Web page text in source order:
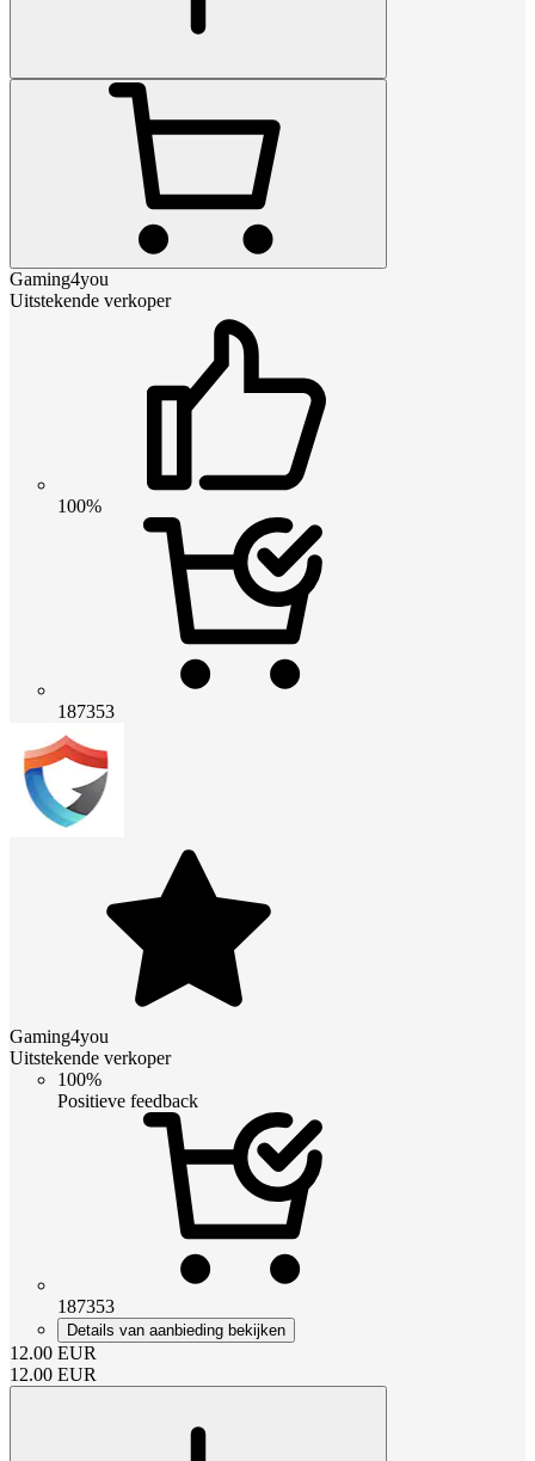
Gaming4you
Uitstekende verkoper
100%
187353
Gaming4you
Uitstekende verkoper
100%
Positieve feedback
187353
Details van aanbieding bekijken
12.00 EUR
12.00 EUR